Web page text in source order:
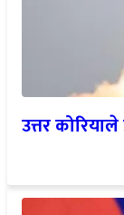
उत्तर